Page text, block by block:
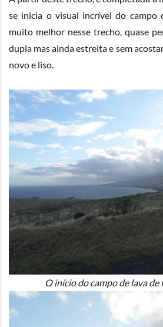
se inicia o visual incrível do campo
muito melhor nesse trecho, quase
dupla mas ainda estreita e sem
novo e liso.
O início do campo de lava